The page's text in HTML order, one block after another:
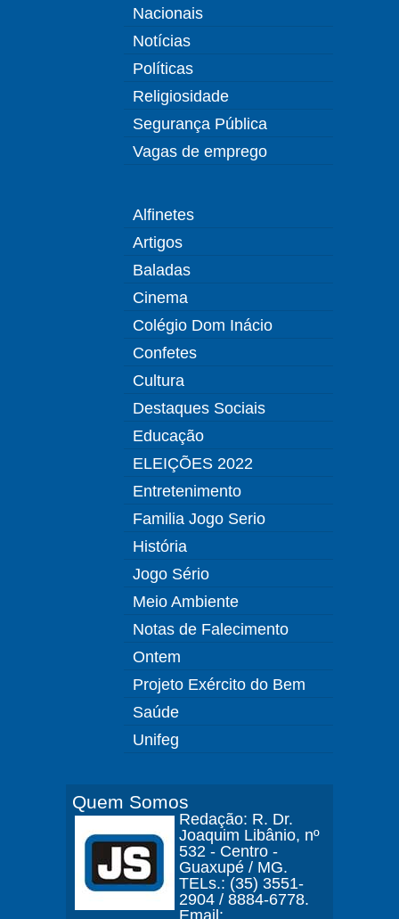
Nacionais
Notícias
Políticas
Religiosidade
Segurança Pública
Vagas de emprego
Alfinetes
Artigos
Baladas
Cinema
Colégio Dom Inácio
Confetes
Cultura
Destaques Sociais
Educação
ELEIÇÕES 2022
Entretenimento
Familia Jogo Serio
História
Jogo Sério
Meio Ambiente
Notas de Falecimento
Ontem
Projeto Exército do Bem
Saúde
Unifeg
Quem Somos
Redação: R. Dr.
Joaquim Libânio, nº
532 - Centro -
Guaxupé / MG.
TELs.: (35) 3551-
2904 / 8884-6778.
Email: